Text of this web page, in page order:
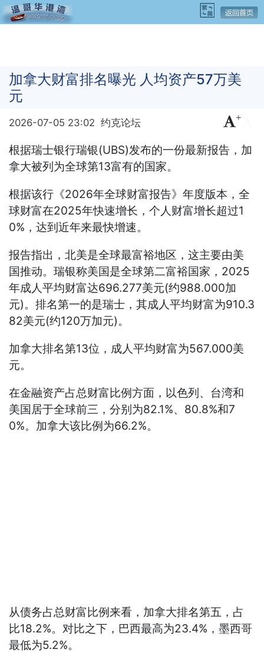
加拿大财富排名曝光 人均资产57万美
元
2026-07-05 23:02 约克论坛 +
根据瑞士银行瑞银(UBS)发布的一份最新报告，加
拿大被列为全球第13富有的国家。
根据该行《2026年全球财富报告》年度版本，全
球财富在2025年快速增长，个人财富增长超过1
0%，达到近年来最快增速。
报告指出，北美是全球最富裕地区，这主要由美
国推动。瑞银称美国是全球第二富裕国家，2025
年成人平均财富达696.277美元(约988.000加
元)。排名第一的是瑞士，其成人平均财富为910.3
82美元(约120万加元)。
加拿大排名第13位，成人平均财富为567.000美
元。
在金融资产占总财富比例方面，以色列、台湾和
美国居于全球前三，分别为82.1%、80.8%和7
0%。加拿大该比例为66.2%。
从债务占总财富比例来看，加拿大排名第五，占
比18.2%。对比之下，巴西最高为23.4%，墨西哥
最低为5.2%。